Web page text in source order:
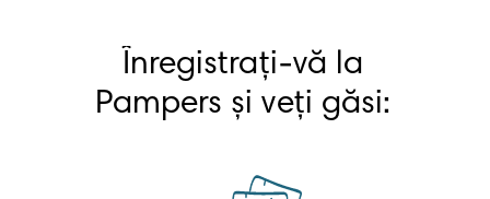
Înregistrați-vă la
Pampers și veți găsi: